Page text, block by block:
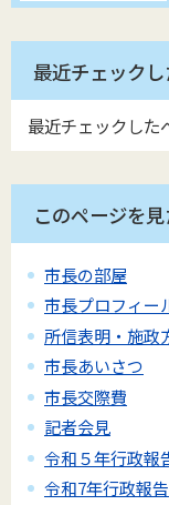
最近チェック
最近チェックした
このページを
市長の部屋
市長プロフィー
所信表明・施政
市長あいさつ
市長交際費
記者会見
令和５年行政報
令和7年行政報告